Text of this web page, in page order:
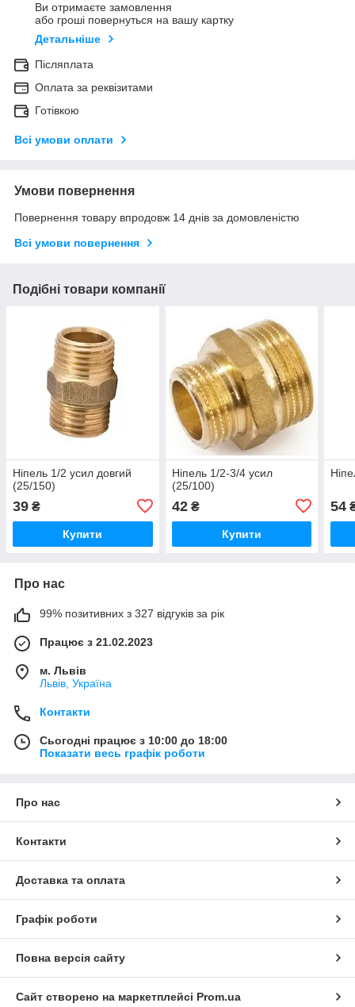
Ви отримаєте замовлення
або гроші повернуться на вашу картку
Детальніше
Післяплата
Оплата за реквізитами
Готівкою
Всі умови оплати
Умови повернення
Повернення товару впродовж 14 днів за домовленістю
Всі умови повернення
Подібні товари компанії
Ніпель 1/2 усил довгий
(25/150)
39 ₴
Купити
Ніпель 1/2-3/4 усил
(25/100)
42₴
Купити
54
Про нас
99% позитивних з 327 відгуків за рік
Працює з 21.02.2023
м. Львів
Львів, Україна
Контакти
Сьогодні працює з 10:00 до 18:00
Показати весь графік роботи
Про нас
Контакти
Доставка та оплата
Графік роботи
Повна версія сайту
Сайт створено на маркетплейсі Prom.ua